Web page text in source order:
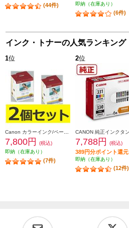
(44件) 即納（在庫あり）
(6件)
インク・トナーの人気ランキング
1位
7,800円
(税込)
即納（在庫あり）
(7件)
2位
7,788円 (税込)
389円分ポイント還元
即納（在庫あり）
(12件)